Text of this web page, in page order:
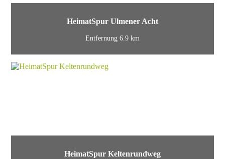
HeimatSpur Ulmener Acht
Entfernung 6.9 km
HeimatSpur Keltenrundweg